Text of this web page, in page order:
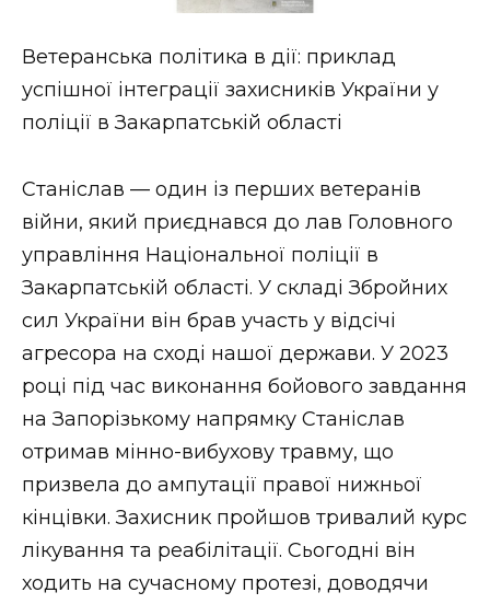
Втрачений Ужгород
Втрачений Ужгород (відеоверсія)
ЗАКАРПАТСЬКІ НОВИНИ
НОВИНИ ЗАХІДНОЇ УКРАЇНИ
ФОТО
ВІДЕО
Ветеранська політика в дії: приклад
успішної інтеграції захисників України у
поліції в Закарпатській області
Станіслав — один із перших ветеранів
війни, який приєднався до лав Головного
управління Національної поліції в
Закарпатській області. У складі Збройних
сил України він брав участь у відсічі
агресора на сході нашої держави. У 2023
році під час виконання бойового завдання
на Запорізькому напрямку Станіслав
отримав мінно-вибухову травму, що
призвела до ампутації правої нижньої
кінцівки. Захисник пройшов тривалий курс
лікування та реабілітації. Сьогодні він
ходить на сучасному протезі, доводячи